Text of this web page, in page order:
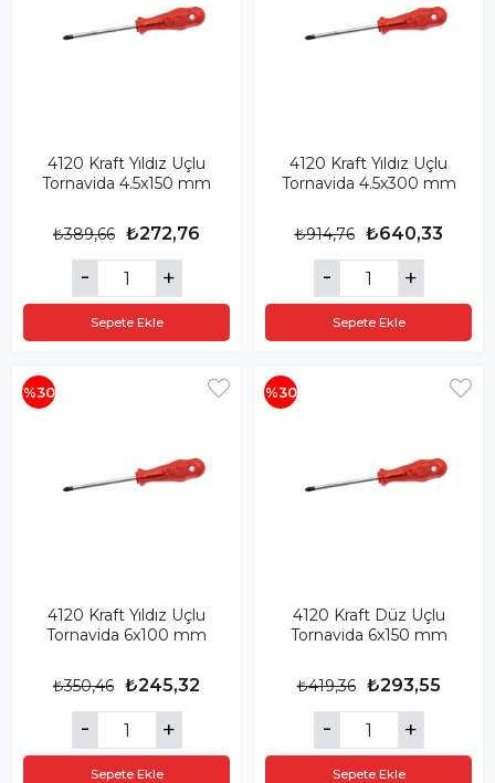
4120 Kraft Yıldız Uçlu
Tornavida 4.5x150 mm
₺272,76
₺389,66
Sepete Ekle
4120 Kraft Yıldız Uçlu
Tornavida 4.5x300 mm
₺640,33
₺914,76
Sepete Ekle
4120 Kraft Yıldız Uçlu
Tornavida 6x100 mm
₺245,32
₺350,46
Sepete Ekle
%30
4120 Kraft Düz Uçlu
Tornavida 6x150 mm
₺293,55
₺419,36
Sepete Ekle
%30